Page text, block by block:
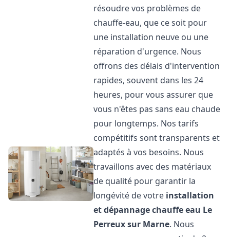
résoudre vos problèmes de
chauffe-eau, que ce soit pour
une installation neuve ou une
réparation d'urgence. Nous
offrons des délais d'intervention
rapides, souvent dans les 24
heures, pour vous assurer que
vous n'êtes pas sans eau chaude
pour longtemps. Nos tarifs
compétitifs sont transparents et
adaptés à vos besoins. Nous
travaillons avec des matériaux
de qualité pour garantir la
longévité de votre installation
et dépannage chauffe eau Le
Perreux sur Marne. Nous